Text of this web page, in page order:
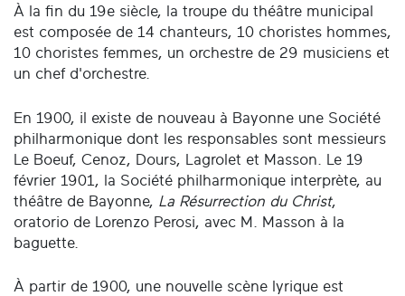
À la fin du 19e siècle, la troupe du théâtre municipal
est composée de 14 chanteurs, 10 choristes hommes,
10 choristes femmes, un orchestre de 29 musiciens et
un chef d'orchestre.
En 1900, il existe de nouveau à Bayonne une Société
philharmonique dont les responsables sont messieurs
Le Boeuf, Cenoz, Dours, Lagrolet et Masson. Le 19
février 1901, la Société philharmonique interprète, au
théâtre de Bayonne, La Résurrection du Christ,
oratorio de Lorenzo Perosi, avec M. Masson à la
baguette.
À partir de 1900, une nouvelle scène lyrique est